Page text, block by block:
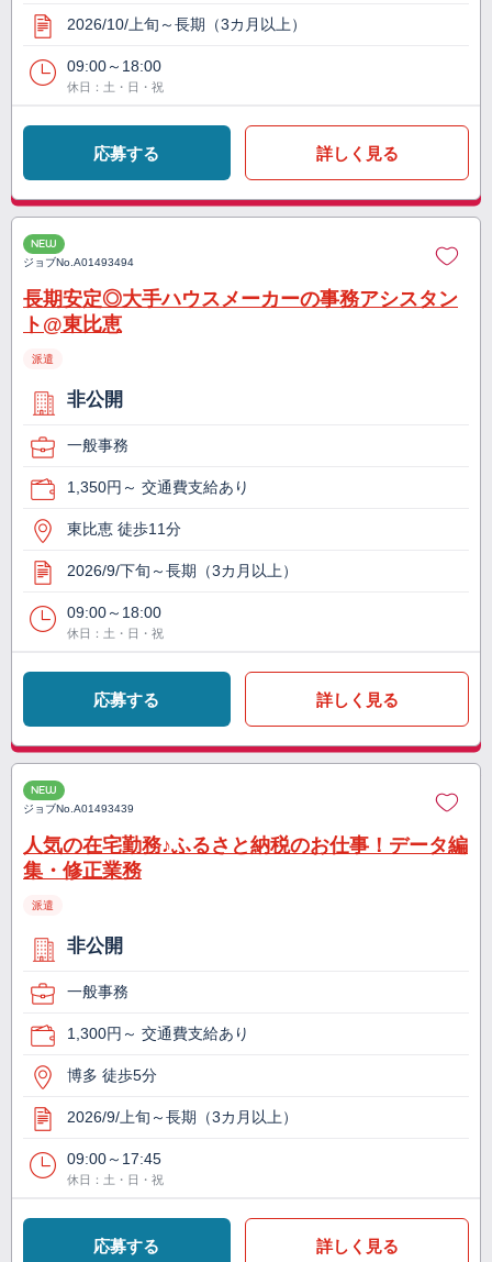
2026/10/上旬～長期（3カ月以上）
09:00～18:00
休日：土・日・祝
応募する 詳しく見る
NEW
ジョブNo.A01493494
長期安定◎大手ハウスメーカーの事務アシスタン
ト@東比恵
派遣
非公開
一般事務
1,350円～ 交通費支給あり
東比恵 徒歩11分
2026/9/下旬～長期（3カ月以上）
09:00～18:00
休日：土・日・祝
応募する 詳しく見る
NEW
ジョブNo.A01493439
人気の在宅勤務♪ふるさと納税のお仕事！データ編
集・修正業務
派遣
非公開
一般事務
1,300円～ 交通費支給あり
博多 徒歩5分
2026/9/上旬～長期（3カ月以上）
09:00～17:45
休日：土・日・祝
応募する 詳しく見る